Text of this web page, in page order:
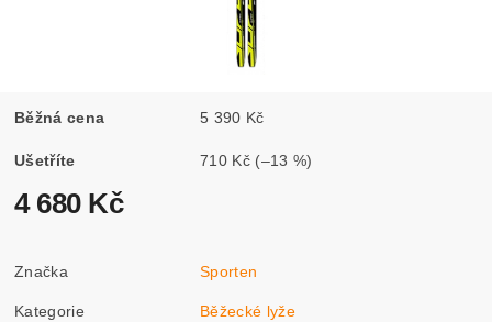
Běžná cena 5 390 Kč
Ušetříte 710 Kč (–13 %)
4 680 Kč
Značka Sporten
Kategorie Běžecké lyže